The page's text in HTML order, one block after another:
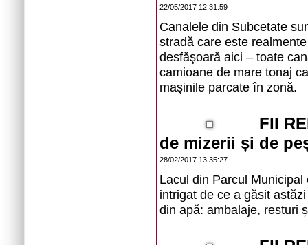
22/05/2017 12:31:59
Canalele din Subcetate
stradă care este
desfăşoară aici – toate
camioane de mare tonaj
maşinile parcate în zonă.
FII
de mizerii și de
28/02/2017 13:35:27
Lacul din Parcul
intrigat de ce a găsit
din apă: ambalaje, resturi